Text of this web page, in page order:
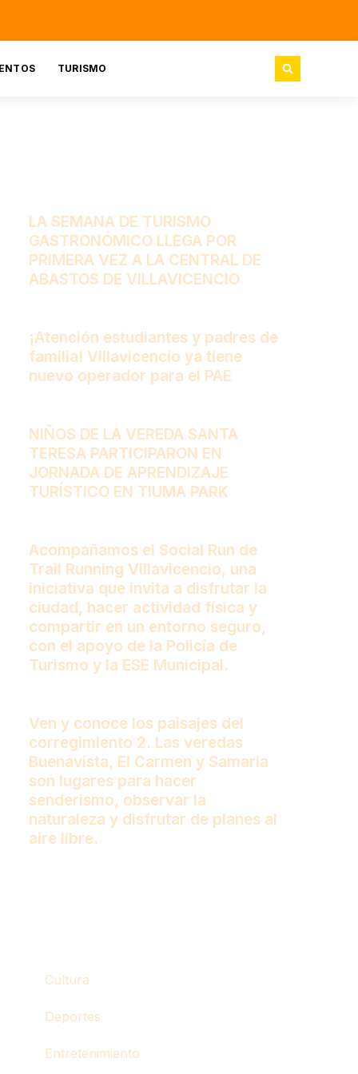
TURISMO
LA SEMANA DE TURISMO
GASTRONÓMICO LLEGA POR
PRIMERA VEZ A LA CENTRAL DE
ABASTOS DE VILLAVICENCIO
¡Atención estudiantes y padres de
familia! Villavicencio ya tiene
nuevo operador para el PAE
NIÑOS DE LA VEREDA SANTA
TERESA PARTICIPARON EN
JORNADA DE APRENDIZAJE
TURÍSTICO EN TIUMA PARK
Acompañamos el Social Run de
Trail Running Villavicencio, una
iniciativa que invita a disfrutar la
ciudad, hacer actividad física y
compartir en un entorno seguro,
con el apoyo de la Policía de
Turismo y la ESE Municipal.
Ven y conoce los paisajes del
corregimiento 2. Las veredas
Buenavista, El Carmen y Samaria
son lugares para hacer
senderismo, observar la
naturaleza y disfrutar de planes al
aire libre.
Cultura
Deportes
Entretenimiento